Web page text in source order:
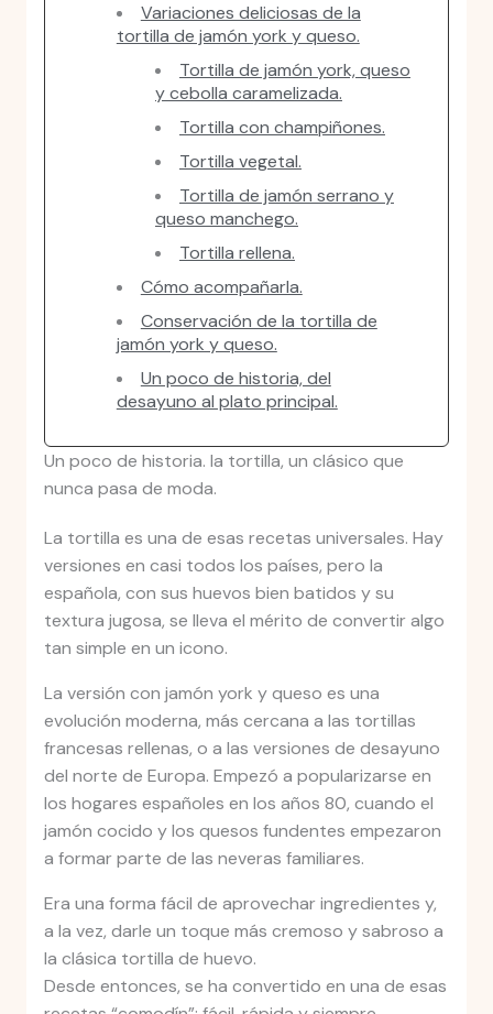
Variaciones deliciosas de la
tortilla de jamón york y queso.
Tortilla de jamón york, queso
y cebolla caramelizada.
Tortilla con champiñones.
Tortilla vegetal.
Tortilla de jamón serrano y
queso manchego.
Tortilla rellena.
Cómo acompañarla.
Conservación de la tortilla de
jamón york y queso.
Un poco de historia, del
desayuno al plato principal.
Un poco de historia. la tortilla, un clásico que
nunca pasa de moda.
La tortilla es una de esas recetas universales. Hay
versiones en casi todos los países, pero la
española, con sus huevos bien batidos y su
textura jugosa, se lleva el mérito de convertir algo
tan simple en un icono.
La versión con jamón york y queso es una
evolución moderna, más cercana a las tortillas
francesas rellenas, o a las versiones de desayuno
del norte de Europa. Empezó a popularizarse en
los hogares españoles en los años 80, cuando el
jamón cocido y los quesos fundentes empezaron
a formar parte de las neveras familiares.
Era una forma fácil de aprovechar ingredientes y,
a la vez, darle un toque más cremoso y sabroso a
la clásica tortilla de huevo.
Desde entonces, se ha convertido en una de esas